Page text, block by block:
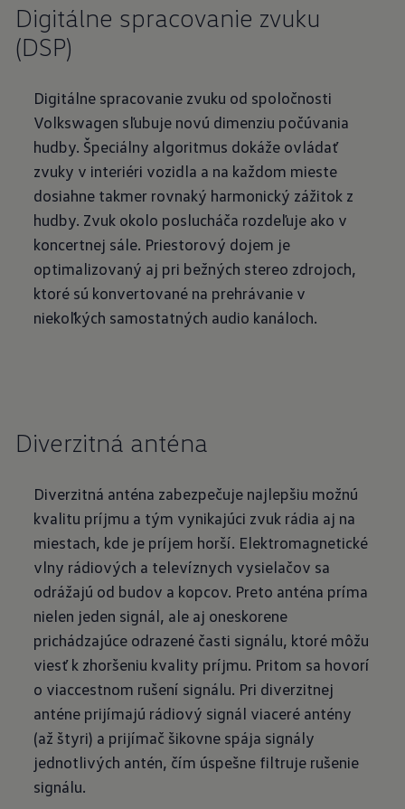
Digitálne spracovanie zvuku
(DSP)
Digitálne spracovanie zvuku od spoločnosti
Volkswagen sľubuje novú dimenziu počúvania
hudby. Špeciálny algoritmus dokáže ovládať
zvuky v interiéri vozidla a na každom mieste
dosiahne takmer rovnaký harmonický zážitok z
hudby. Zvuk okolo poslucháča rozdeľuje ako v
koncertnej sále. Priestorový dojem je
optimalizovaný aj pri bežných stereo zdrojoch,
ktoré sú konvertované na prehrávanie v
niekoľkých samostatných audio kanáloch.
Diverzitná anténa
Diverzitná anténa zabezpečuje najlepšiu možnú
kvalitu príjmu a tým vynikajúci zvuk rádia aj na
miestach, kde je príjem horší. Elektromagnetické
vlny rádiových a televíznych vysielačov sa
odrážajú od budov a kopcov. Preto anténa príma
nielen jeden signál, ale aj oneskorene
prichádzajúce odrazené časti signálu, ktoré môžu
viesť k zhoršeniu kvality príjmu. Pritom sa hovorí
o viaccestnom rušení signálu. Pri diverzitnej
anténe prijímajú rádiový signál viaceré antény
(až štyri) a prijímač šikovne spája signály
jednotlivých antén, čím úspešne filtruje rušenie
signálu.